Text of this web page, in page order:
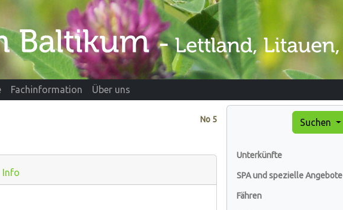
Fachinformation Über uns
No 5
Info
Suchen
Unterkünfte
SPA und spezielle Angebote
Fähren